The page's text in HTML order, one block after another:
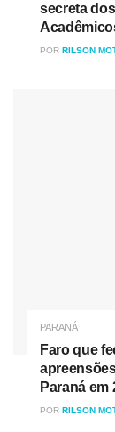
A polícia não
na ação.
Armas foram
Divulgação/
Fonte: RPC
secreta
POR RILSON
PARANÁ
Faro que
Paraná em
POR RILSON